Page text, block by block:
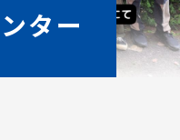
ター